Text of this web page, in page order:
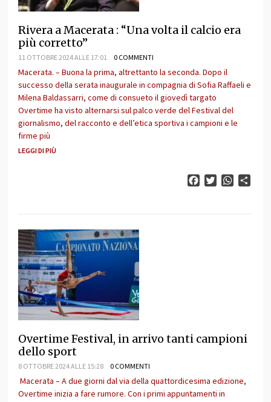
Rivera a Macerata : “Una volta il calcio era
più corretto”
11 OTTOBRE 2024 ALLE 17:01 0 COMMENTI
Macerata. – Buona la prima, altrettanto la seconda. Dopo il
successo della serata inaugurale in compagnia di Sofia Raffaeli e
Milena Baldassarri, come di consueto il giovedì targato
Overtime ha visto alternarsi sul palco verde del Festival del
giornalismo, del racconto e dell’etica sportiva i campioni e le
firme più
LEGGI DI PIÙ
FacebookTwitter
Overtime Festival, in arrivo tanti campioni
dello sport
8 OTTOBRE 2024 ALLE 15:28 0 COMMENTI
Macerata – A due giorni dal via della quattordicesima edizione,
Overtime inizia a fare rumore. Con i primi appuntamenti in